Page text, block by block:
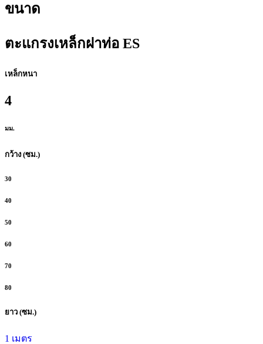
ขนาด
ตะแกรงเหล็กฝาท่อ ES
เหล็กหนา
4
มม.
กว้าง (ซม.)
30
40
50
60
70
80
ยาว (ซม.)
1 เมตร